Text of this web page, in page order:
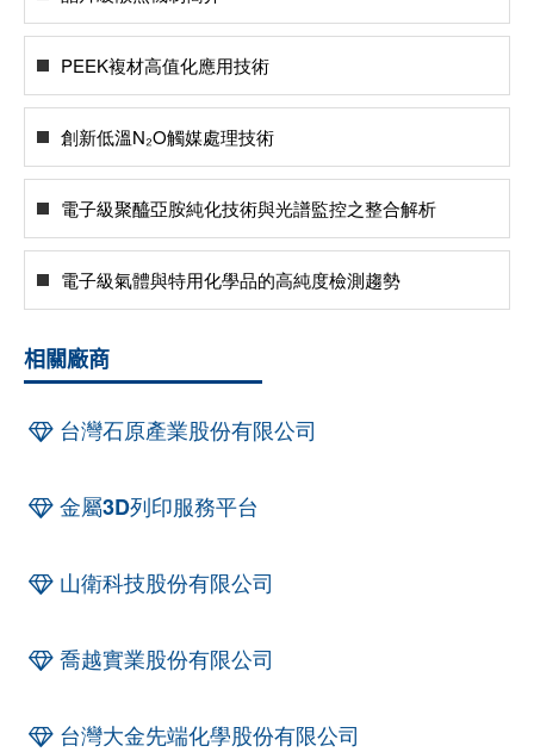
PEEK複材高值化應用技術
創新低溫N₂O觸媒處理技術
電子級聚醯亞胺純化技術與光譜監控之整合解析
電子級氣體與特用化學品的高純度檢測趨勢
相關廠商
台灣石原產業股份有限公司
金屬3D列印服務平台
山衛科技股份有限公司
喬越實業股份有限公司
台灣大金先端化學股份有限公司